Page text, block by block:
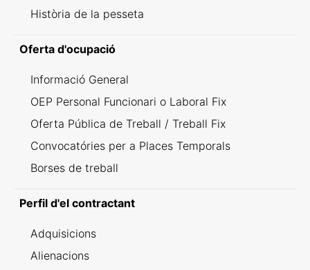
Història de la pesseta
Oferta d'ocupació
Informació General
OEP Personal Funcionari o Laboral Fix
Oferta Pública de Treball / Treball Fix
Convocatóries per a Places Temporals
Borses de treball
Perfil d'el contractant
Adquisicions
Alienacions